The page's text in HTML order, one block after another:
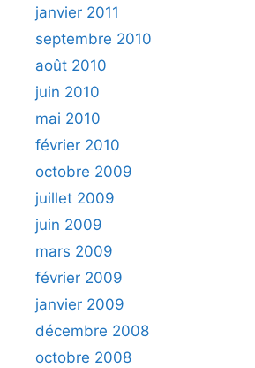
janvier 2011
septembre 2010
août 2010
juin 2010
mai 2010
février 2010
octobre 2009
juillet 2009
juin 2009
mars 2009
février 2009
janvier 2009
décembre 2008
octobre 2008